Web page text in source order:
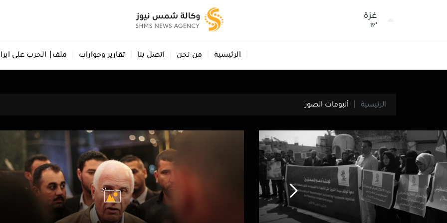
غزة
19°
الرئيسية من نحن اتصل بنا تقارير وحوارات ملف| الحرب على
الرئيسية ألبومات الصور